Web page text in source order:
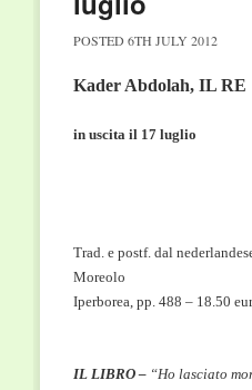
POSTED 6TH JULY 2012
Kader Abdolah, IL RE
in uscita il 17 luglio
Trad. e postf. dal
Moreolo
Iperborea, pp. 488 – 18.50
IL LIBRO – “Ho lasciato